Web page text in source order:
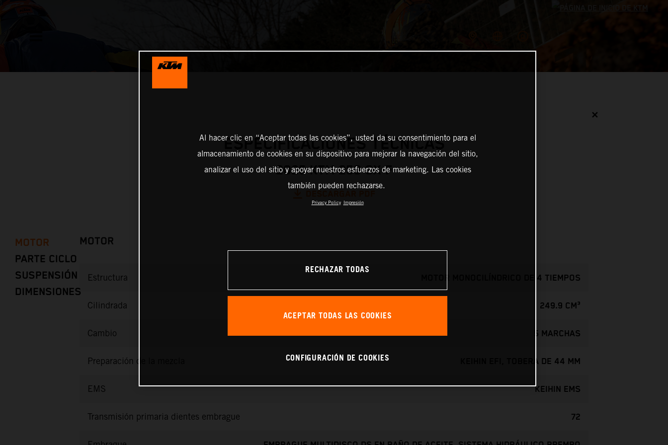
✕
ESPECIFICACIONES TÉCNICAS
2025 KTM 250 SX-F
MOTOR
PARTE CICLO
SUSPENSIÓN
DIMENSIONES
MOTOR
Estructura MOTOR MONOCILÍNDRICO DE 4 TIEMPOS
Cilindrada 249.9 CM³
Cambio 5 MARCHAS
Preparación de la mezcla KEIHIN EFI, TOBERA DE 44 MM
EMS KEIHIN EMS
Transmisión primaria dientes embrague 72
Al hacer clic en “Aceptar todas las cookies”, usted da su consentimiento para el
almacenamiento de cookies en su dispositivo para mejorar la navegación del sitio,
analizar el uso del sitio y apoyar nuestros esfuerzos de marketing. Las cookies
también pueden rechazarse.
Privacy Policy Impresión
RECHAZAR TODAS
ACEPTAR TODAS LAS COOKIES
CONFIGURACIÓN DE COOKIES